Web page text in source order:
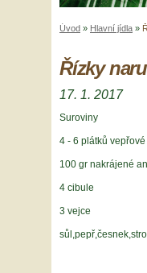
Úvod » Hlavní jídla »
Řízky
17. 1. 2017
Suroviny
4 - 6 plátků
100 gr nakrájené
4 cibule
3 vejce